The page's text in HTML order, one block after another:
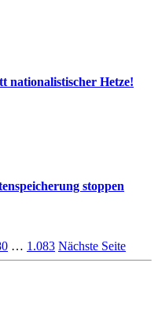
nationalistischer Hetze!
stoppen
… 1.083 Nächste Seite